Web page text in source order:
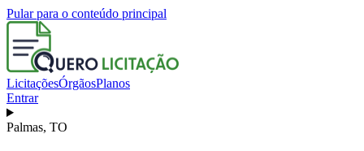
Pular para o conteúdo principal
LicitaçõesÓrgãosPlanos
Entrar
Palmas, TO